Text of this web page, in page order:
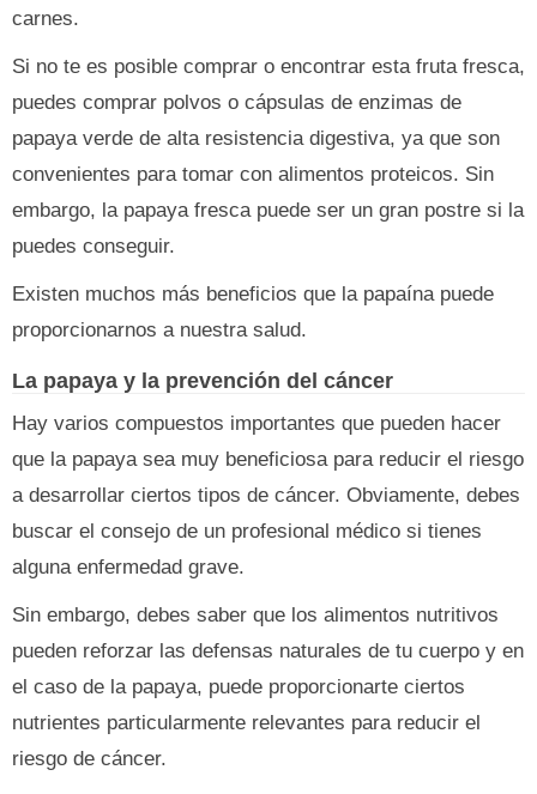
carnes.
Si no te es posible comprar o encontrar esta fruta fresca,
puedes comprar polvos o cápsulas de enzimas de
papaya verde de alta resistencia digestiva, ya que son
convenientes para tomar con alimentos proteicos. Sin
embargo, la papaya fresca puede ser un gran postre si la
puedes conseguir.
Existen muchos más beneficios que la papaína puede
proporcionarnos a nuestra salud.
La papaya y la prevención del cáncer
Hay varios compuestos importantes que pueden hacer
que la papaya sea muy beneficiosa para reducir el riesgo
a desarrollar ciertos tipos de cáncer. Obviamente, debes
buscar el consejo de un profesional médico si tienes
alguna enfermedad grave.
Sin embargo, debes saber que los alimentos nutritivos
pueden reforzar las defensas naturales de tu cuerpo y en
el caso de la papaya, puede proporcionarte ciertos
nutrientes particularmente relevantes para reducir el
riesgo de cáncer.